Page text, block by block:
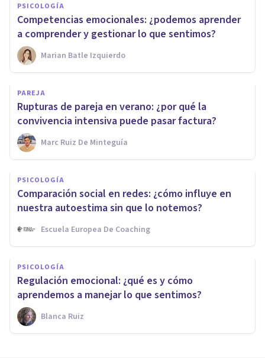
PSICOLOGÍA
Competencias emocionales: ¿podemos aprender
a comprender y gestionar lo que sentimos?
Marian Batle Izquierdo
PAREJA
Rupturas de pareja en verano: ¿por qué la
convivencia intensiva puede pasar factura?
Marc Ruiz De Minteguía
PSICOLOGÍA
Comparación social en redes: ¿cómo influye en
nuestra autoestima sin que lo notemos?
Escuela Europea De Coaching
PSICOLOGÍA
Regulación emocional: ¿qué es y cómo
aprendemos a manejar lo que sentimos?
Blanca Ruiz